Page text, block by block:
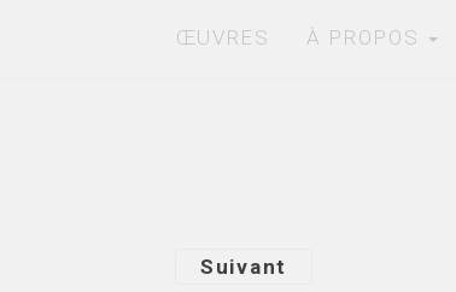
ŒUVRES À PROPOS
Suivant